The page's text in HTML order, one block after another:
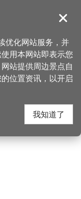
導覽
边店家
关闭
优化网站服务，并
用本网站即表示您
站提供周边景点自
位置资讯，以开启
我知道了